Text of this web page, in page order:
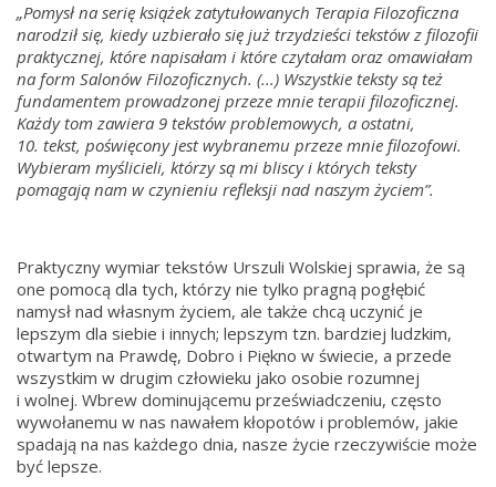
„Pomysł na serię książek zatytułowanych Terapia Filozoficzna
narodził się, kiedy uzbierało się już trzydzieści tekstów z filozofii
praktycznej, które napisałam i które czytałam oraz omawiałam
na form Salonów Filozoficznych. (...) Wszystkie teksty są też
fundamentem prowadzonej przeze mnie terapii filozoficznej.
Każdy tom zawiera 9 tekstów problemowych, a ostatni,
10. tekst, poświęcony jest wybranemu przeze mnie filozofowi.
Wybieram myślicieli, którzy są mi bliscy i których teksty
pomagają nam w czynieniu refleksji nad naszym życiem”.
Praktyczny wymiar tekstów Urszuli Wolskiej sprawia, że są
one pomocą dla tych, którzy nie tylko pragną pogłębić
namysł nad własnym życiem, ale także chcą uczynić je
lepszym dla siebie i innych; lepszym tzn. bardziej ludzkim,
otwartym na Prawdę, Dobro i Piękno w świecie, a przede
wszystkim w drugim człowieku jako osobie rozumnej
i wolnej. Wbrew dominującemu przeświadczeniu, często
wywołanemu w nas nawałem kłopotów i problemów, jakie
spadają na nas każdego dnia, nasze życie rzeczywiście może
być lepsze.